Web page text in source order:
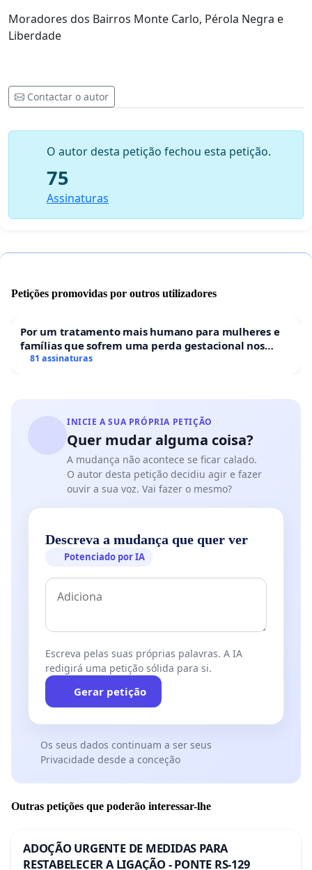
Moradores dos Bairros Monte Carlo, Pérola Negra e
Liberdade
Contactar o autor
O autor desta petição fechou esta petição.
75
Assinaturas
Petições promovidas por outros utilizadores
Por um tratamento mais humano para mulheres e
famílias que sofrem uma perda gestacional nos
hospitais portugueses
81 assinaturas
INICIE A SUA PRÓPRIA PETIÇÃO
Quer mudar alguma coisa?
A mudança não acontece se ficar calado.
O autor desta petição decidiu agir e fazer
ouvir a sua voz. Vai fazer o mesmo?
Descreva a mudança que quer ver
Potenciado por IA
Escreva pelas suas próprias palavras. A IA
redigirá uma petição sólida para si.
Gerar petição
Os seus dados continuam a ser seus
Privacidade desde a conceção
Outras petições que poderão interessar-lhe
ADOÇÃO URGENTE DE MEDIDAS PARA
RESTABELECER A LIGAÇÃO - PONTE RS-129